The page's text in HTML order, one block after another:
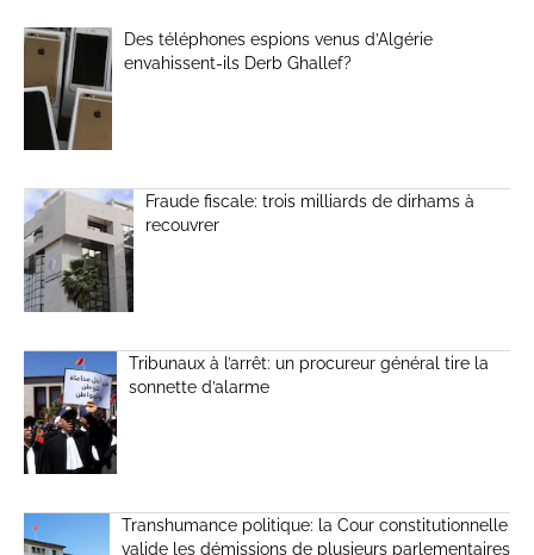
Des téléphones espions venus d’Algérie
envahissent-ils Derb Ghallef?
Fraude fiscale: trois milliards de dirhams à
recouvrer
Tribunaux à l’arrêt: un procureur général tire la
sonnette d’alarme
Transhumance politique: la Cour constitutionnelle
valide les démissions de plusieurs parlementaires